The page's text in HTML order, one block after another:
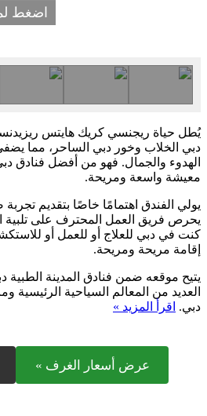
اضغط
يُطل حياة ريجنسي كريك هايتس
دبي الخلاب وخور دبي الساحر، مما
الهدوء والجمال. فهو من أفضل فنادق
معيشة واسعة ومريحة.
يولي الفندق اهتمامًا خاصًا بتقديم تجربة
يحرص فريق العمل المحترف على تلبية
كنت في دبي للعلاج أو للعمل أو
إقامة مريحة ومريحة.
يتيح موقعه ضمن فنادق المدينة
العديد من المعالم السياحية الرئيسية
دبي. اقرأ المزيد »
عرض أسعار الغرف »